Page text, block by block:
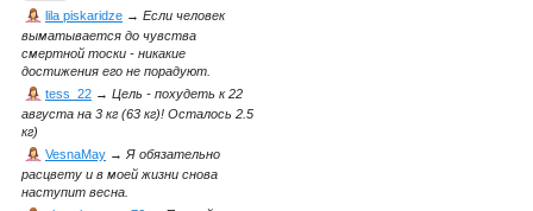
lila piskaridze → Если человек
выматывается до чувства
смертной тоски - никакие
достижения его не порадуют.
tess_22 → Цель - похудеть к 22
августа на 3 кг (63 кг)! Осталось 2.5
кг)
VesnaMay →Я обязательно
расцвету и в моей жизни снова
наступит весна.